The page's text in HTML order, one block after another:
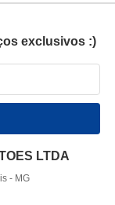
exclusivos :)
LTDA
- MG